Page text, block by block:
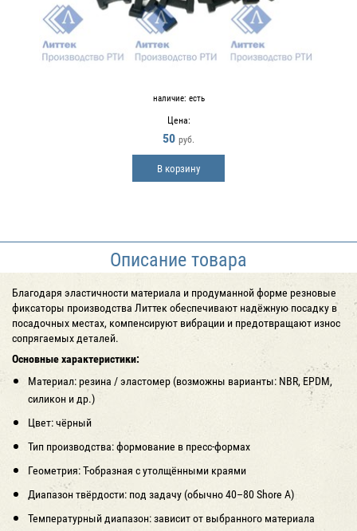
наличие: есть
Цена:
50 руб.
В корзину
Описание товара
Благодаря эластичности материала и продуманной форме резновые
фиксаторы производства Литтек обеспечивают надёжную посадку в
посадочных местах, компенсируют вибрации и предотвращают износ
сопрягаемых деталей.
Основные характеристики:
Материал: резина / эластомер (возможны варианты: NBR, EPDM,
силикон и др.)
Цвет: чёрный
Тип производства: формование в пресс-формах
Геометрия: Т-образная с утолщёнными краями
Диапазон твёрдости: под задачу (обычно 40–80 Shore A)
Температурный диапазон: зависит от выбранного материала